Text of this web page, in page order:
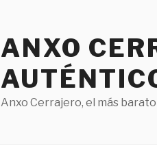
ANXO
Anxo Cerrajero, el más